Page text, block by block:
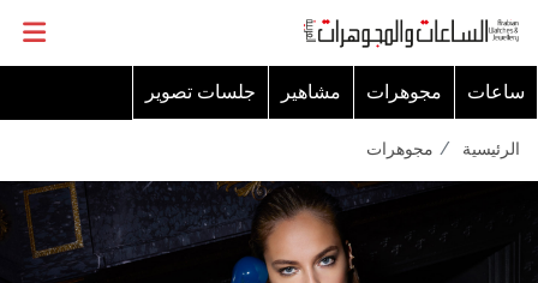
ساعات مجوهرات مشاهير جلسات تصوير
الرئيسية مجوهرات